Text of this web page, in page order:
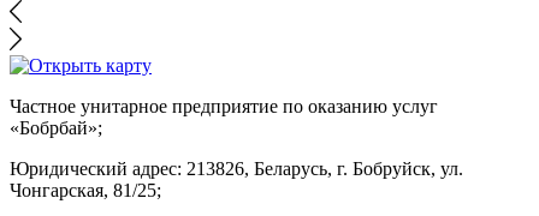
Частное унитарное предприятие по оказанию услуг
«Бобрбай»;
Юридический адрес: 213826, Беларусь, г. Бобруйск, ул.
Чонгарская, 81/25;